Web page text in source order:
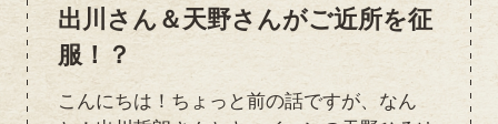
出川さん＆天野さんがご近所を征
服！？
こんにちは！ちょっと前の話ですが、なん